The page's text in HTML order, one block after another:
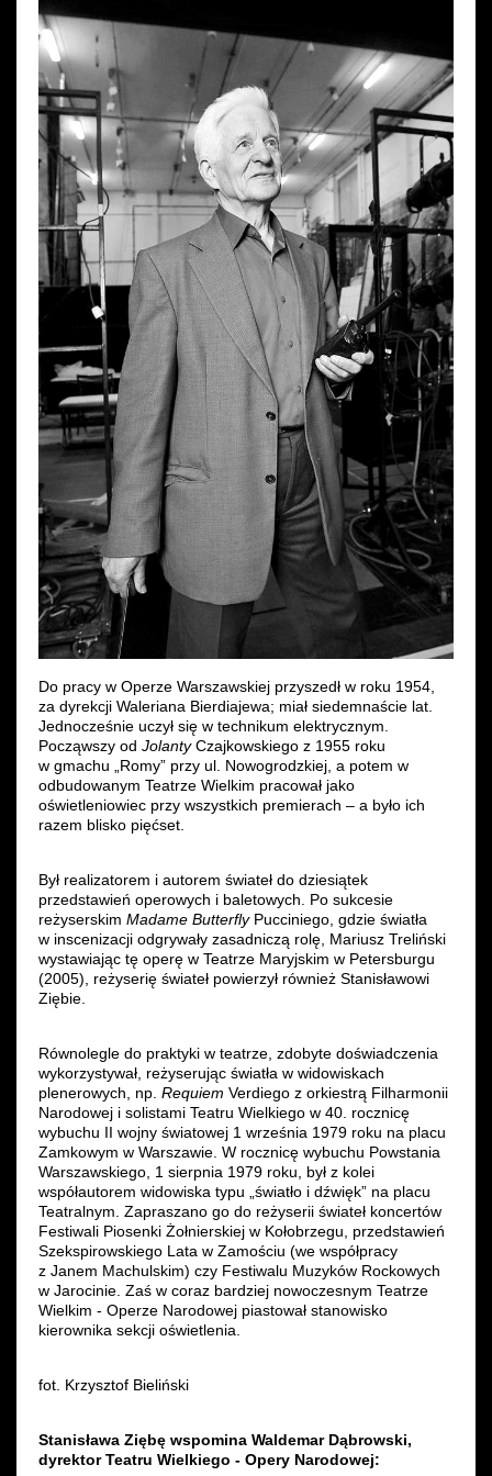
Wynajem kostiumów
Wynajem rekwizytów
Fundusze unijne
Dotacje celowe
Do pracy w Operze Warszawskiej przyszedł w roku 1954,
za dyrekcji Waleriana Bierdiajewa; miał siedemnaście lat.
Jednocześnie uczył się w technikum elektrycznym.
Począwszy od JolantyCzajkowskiego z 1955 roku
w gmachu „Romy” przy ul. Nowogrodzkiej, a potem w
odbudowanym Teatrze Wielkim pracował jako
oświetleniowiec przy wszystkich premierach – a było ich
razem blisko pięćset.
Był realizatorem i autorem świateł do dziesiątek
przedstawień operowych i baletowych. Po sukcesie
reżyserskim Madame ButterflyPucciniego, gdzie światła
w inscenizacji odgrywały zasadniczą rolę, Mariusz Treliński
wystawiając tę operę w Teatrze Maryjskim w Petersburgu
(2005), reżyserię świateł powierzył również Stanisławowi
Ziębie.
Równolegle do praktyki w teatrze, zdobyte doświadczenia
wykorzystywał, reżyserując światła w widowiskach
plenerowych, np. Requiem Verdiego z orkiestrą Filharmonii
Narodowej i solistami Teatru Wielkiego w 40. rocznicę
wybuchu II wojny światowej 1 września 1979 roku na placu
Zamkowym w Warszawie. W rocznicę wybuchu Powstania
Warszawskiego, 1 sierpnia 1979 roku, był z kolei
współautorem widowiska typu „światło i dźwięk” na placu
Teatralnym. Zapraszano go do reżyserii świateł koncertów
Festiwali Piosenki Żołnierskiej w Kołobrzegu, przedstawień
Szekspirowskiego Lata w Zamościu (we współpracy
z Janem Machulskim) czy Festiwalu Muzyków Rockowych
w Jarocinie. Zaś w coraz bardziej nowoczesnym Teatrze
Wielkim - Operze Narodowej piastował stanowisko
kierownika sekcji oświetlenia.
fot. Krzysztof Bieliński
Stanisława Ziębę wspomina Waldemar Dąbrowski,
dyrektor Teatru Wielkiego - Opery Narodowej: